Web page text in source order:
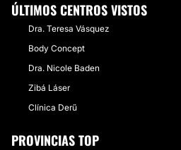
ÚLTIMOS CENTROS VISTOS
Dra. Teresa Vásquez
Body Concept
Dra. Nicole Baden
Zibá Láser
Clínica Derű
PROVINCIAS TOP